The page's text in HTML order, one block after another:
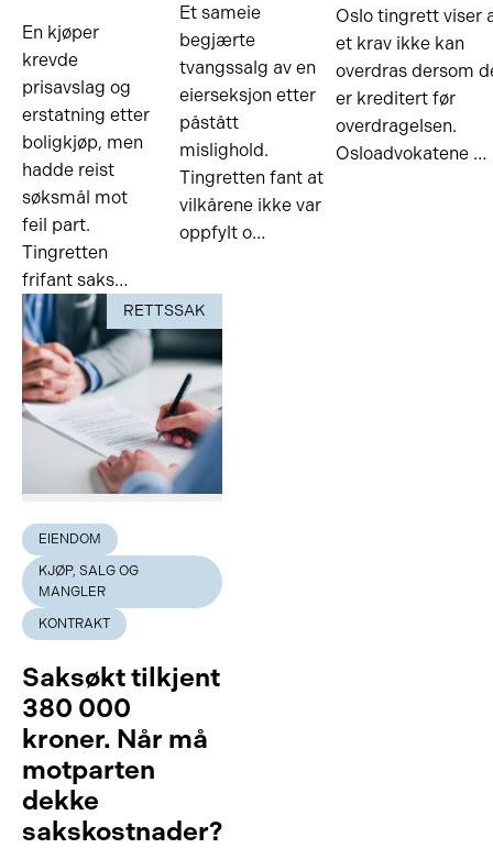
En kjøper
krevde
prisavslag og
erstatning etter
boligkjøp, men
hadde reist
søksmål mot
feil part.
Tingretten
frifant saks…
Et sameie
begjærte
tvangssalg av en
eierseksjon etter
påstått
mislighold.
Tingretten fant at
vilkårene ikke var
oppfylt o…
Oslo tingrett viser
et krav ikke kan
overdras dersom
er kreditert før
overdragelsen.
Osloadvokatene …
RETTSSAK
EIENDOM
KJØP, SALG OG
MANGLER
KONTRAKT
Saksøkt tilkjent
380 000
kroner. Når må
motparten
dekke
sakskostnader?